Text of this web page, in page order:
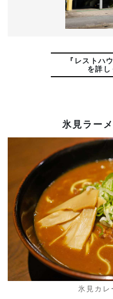
『レストハ
を詳し
氷見ラー
氷見カレ